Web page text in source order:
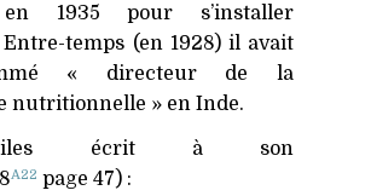
1935 pour s’installer
temps (en 1928) il avait
« directeur de la
nutritionnelle » en Inde.
écrit à son
A22 page 47) :